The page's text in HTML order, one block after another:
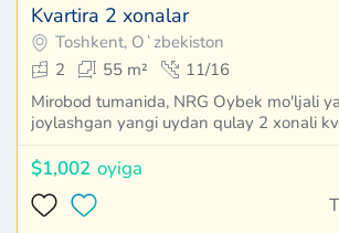
Kvartira 2 xonalar
Toshkent, Oʻzbekiston
2
55 m²
11/16
Mirobod tumanida, NRG Oybek mo'ljali
joylashgan yangi uydan qulay 2 xonali
$1,002 oyiga